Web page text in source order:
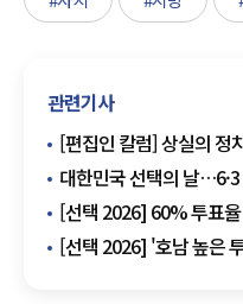
관련기사
[편집인 칼럼] 상실의
잃은 국회에 고함
대한민국 선택의 날
[선택 2026] 60% 투표
정치적 신호
[선택 2026] '호남 높은